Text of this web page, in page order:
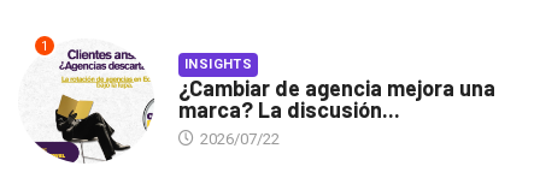
1
INSIGHTS
¿Cambiar de agencia mejora una
marca? La discusión...
2026/07/22